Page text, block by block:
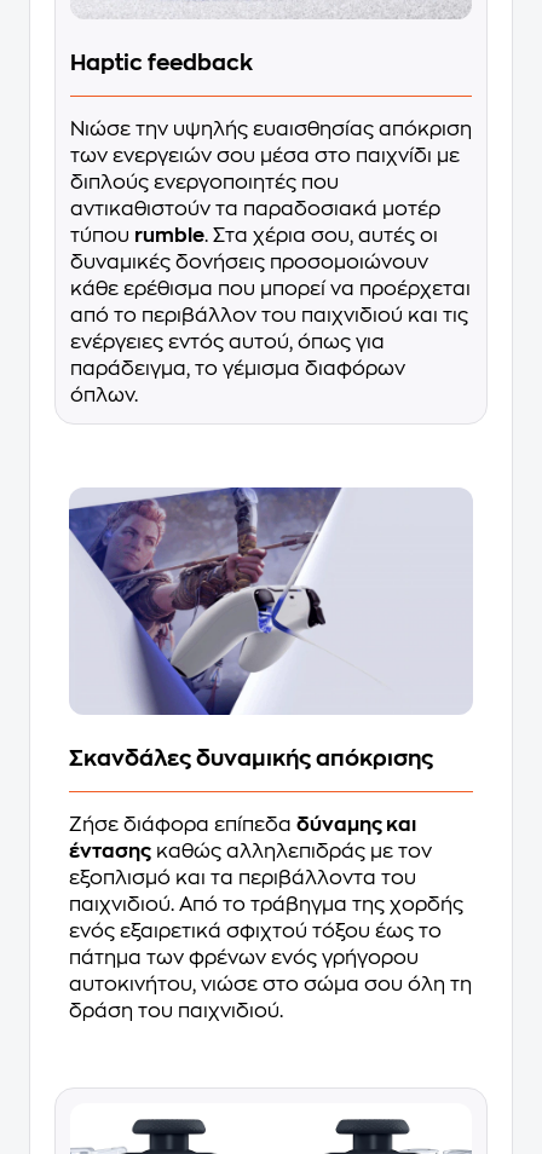
Haptic feedback
Νιώσε την υψηλής ευαισθησίας απόκριση
των ενεργειών σου μέσα στο παιχνίδι με
διπλούς ενεργοποιητές που
αντικαθιστούν τα παραδοσιακά μοτέρ
τύπου rumble. Στα χέρια σου, αυτές οι
δυναμικές δονήσεις προσομοιώνουν
κάθε ερέθισμα που μπορεί να προέρχεται
από το περιβάλλον του παιχνιδιού και τις
ενέργειες εντός αυτού, όπως για
παράδειγμα, το γέμισμα διαφόρων
όπλων.
Σκανδάλες δυναμικής απόκρισης
Ζήσε διάφορα επίπεδα δύναμης και
έντασης καθώς αλληλεπιδράς με τον
εξοπλισμό και τα περιβάλλοντα του
παιχνιδιού. Από το τράβηγμα της χορδής
ενός εξαιρετικά σφιχτού τόξου έως το
πάτημα των φρένων ενός γρήγορου
αυτοκινήτου, νιώσε στο σώμα σου όλη τη
δράση του παιχνιδιού.